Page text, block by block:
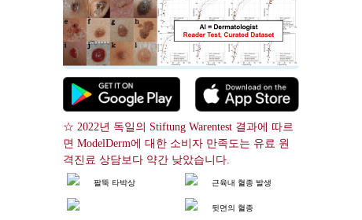
☆ 2022년 독일의 Stiftung Warentest 결과에 따르
면 ModelDerm에 대한 소비자 만족도는 유료 원
격진료 상담보다 약간 낮았습니다.
팔뚝 타박상 근육내 혈종 발생
뒷면의 혈종